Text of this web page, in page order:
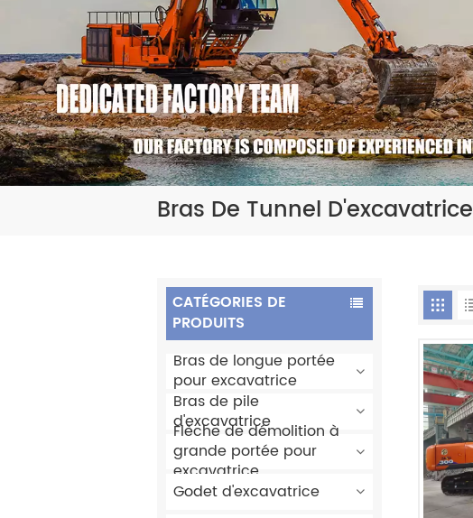
Bras De Tunnel D'excavatrice
CATÉGORIES DE
PRODUITS
Bras de longue portée
pour excavatrice
Bras de pile
d'excavatrice
Flèche de démolition à
grande portée pour
excavatrice
Godet d'excavatrice